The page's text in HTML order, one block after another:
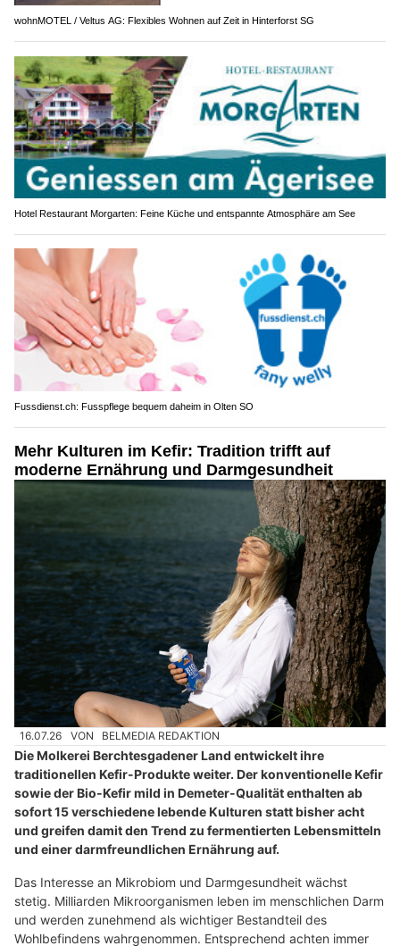
wohnMOTEL / Veltus AG: Flexibles Wohnen auf Zeit in Hinterforst SG
Hotel Restaurant Morgarten: Feine Küche und entspannte Atmosphäre am See
Fussdienst.ch: Fusspflege bequem daheim in Olten SO
Mehr Kulturen im Kefir: Tradition trifft auf
moderne Ernährung und Darmgesundheit
16.07.26 VON BELMEDIA REDAKTION
Die Molkerei Berchtesgadener Land entwickelt ihre
traditionellen Kefir-Produkte weiter. Der konventionelle Kefir
sowie der Bio-Kefir mild in Demeter-Qualität enthalten ab
sofort 15 verschiedene lebende Kulturen statt bisher acht
und greifen damit den Trend zu fermentierten Lebensmitteln
und einer darmfreundlichen Ernährung auf.
Das Interesse an Mikrobiom und Darmgesundheit wächst
stetig. Milliarden Mikroorganismen leben im menschlichen Darm
und werden zunehmend als wichtiger Bestandteil des
Wohlbefindens wahrgenommen. Entsprechend achten immer